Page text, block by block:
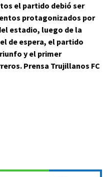
el partido debió ser
protagonizados por
estadio, luego de la
de espera, el partido
y el primer
Prensa Trujillanos FC